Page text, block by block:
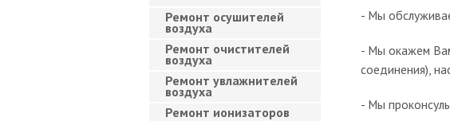
- Мы
- Мы окажем
соединения),
- Мы
Ремонт осушителей
воздуха
Ремонт очистителей
воздуха
Ремонт увлажнителей
воздуха
Ремонт ионизаторов